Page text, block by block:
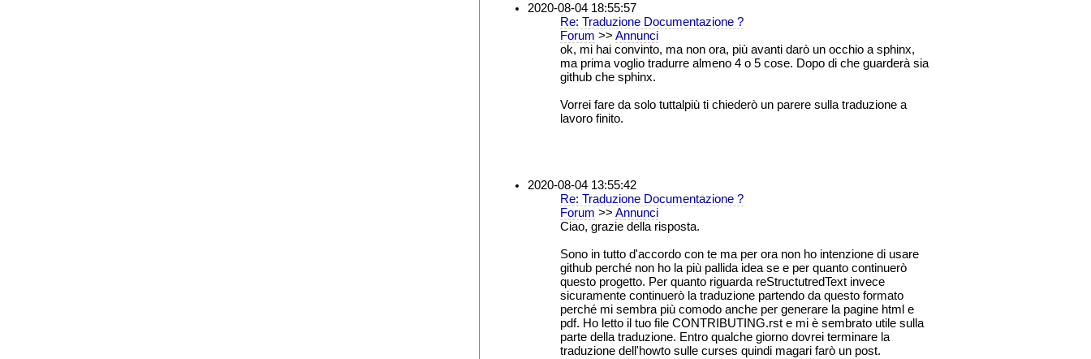
2020-08-04 18:55:57
Re: Traduzione Documentazione ?
Forum >> Annunci
ok, mi hai convinto, ma non ora, più avanti darò un occhio a sphinx,
ma prima voglio tradurre almeno 4 o 5 cose. Dopo di che guarderà sia
github che sphinx.
Vorrei fare da solo tuttalpiù ti chiederò un parere sulla traduzione a
lavoro finito.
2020-08-04 13:55:42
Re: Traduzione Documentazione ?
Forum >> Annunci
Ciao, grazie della risposta.
Sono in tutto d'accordo con te ma per ora non ho intenzione di usare
github perché non ho la più pallida idea se e per quanto continuerò
questo progetto. Per quanto riguarda reStructutredText invece
sicuramente continuerò la traduzione partendo da questo formato
perché mi sembra più comodo anche per generare la pagine html e
pdf. Ho letto il tuo file CONTRIBUTING.rst e mi è sembrato utile sulla
parte della traduzione. Entro qualche giorno dovrei terminare la
traduzione dell'howto sulle curses quindi magari farò un post.